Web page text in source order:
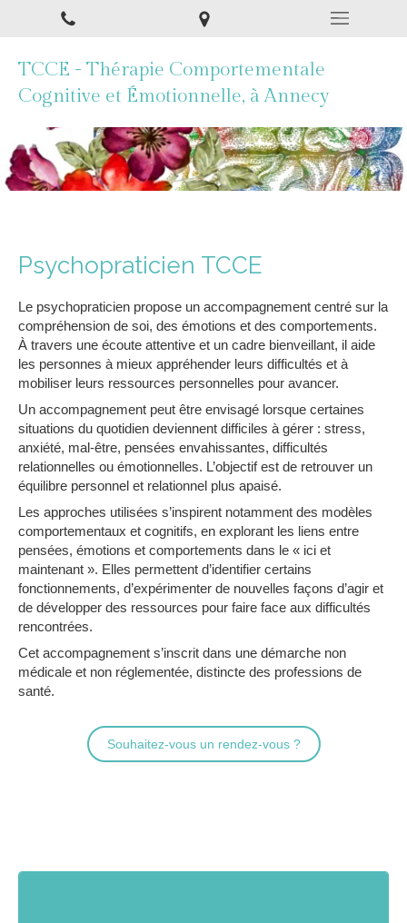
TCCE - Thérapie Comportementale
Cognitive et Émotionnelle, à Annecy
Psychopraticien TCCE
Le psychopraticien propose un accompagnement centré sur la
compréhension de soi, des émotions et des comportements.
À travers une écoute attentive et un cadre bienveillant, il aide
les personnes à mieux appréhender leurs difficultés et à
mobiliser leurs ressources personnelles pour avancer.
Un accompagnement peut être envisagé lorsque certaines
situations du quotidien deviennent difficiles à gérer : stress,
anxiété, mal-être, pensées envahissantes, difficultés
relationnelles ou émotionnelles. L’objectif est de retrouver un
équilibre personnel et relationnel plus apaisé.
Les approches utilisées s’inspirent notamment des modèles
comportementaux et cognitifs, en explorant les liens entre
pensées, émotions et comportements dans le « ici et
maintenant ». Elles permettent d’identifier certains
fonctionnements, d’expérimenter de nouvelles façons d’agir et
de développer des ressources pour faire face aux difficultés
rencontrées.
Cet accompagnement s’inscrit dans une démarche non
médicale et non réglementée, distincte des professions de
santé.
Souhaitez-vous un rendez-vous ?